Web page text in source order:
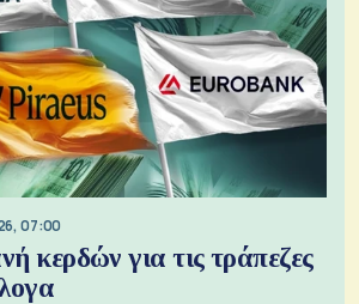
07:00
κερδών για τις τράπεζες